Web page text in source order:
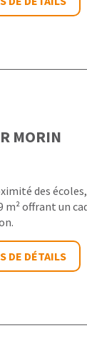
MORIN
des
offrant un
DE DÉTAILS